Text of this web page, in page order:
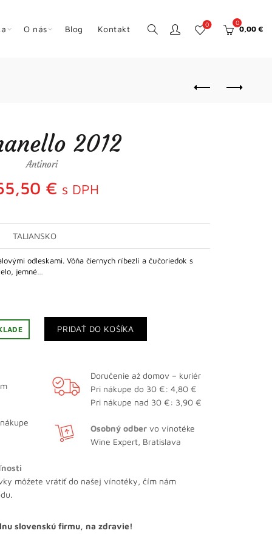
O nás Blog Kontakt 0 0
0,00 €
2012
Antinori
€ s DPH
TALIANSKO
odleskami. Vôňa čiernych ríbezlí a čučoriedok s
jemné…
PRIDAŤ DO KOŠÍKA
Doručenie až domov – kuriér
Pri nákupe do 30 €: 4,80 €
Pri nákupe nad 30 €: 3,90 €
Osobný odbervo vínotéke
Wine Expert, Bratislava
môžete vrátiť do našej vínotéky, čím nám
slovenskú firmu, na zdravie!